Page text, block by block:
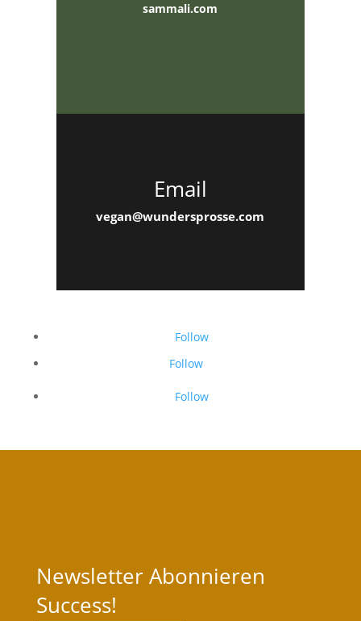
sammali.com
Email
vegan@wundersprosse.com
Follow
Follow
Follow
Newsletter Abonnieren
Success!